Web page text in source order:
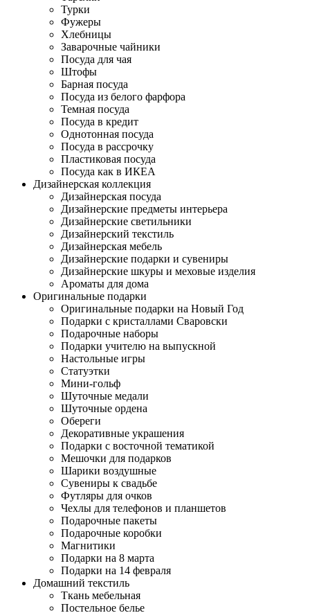
Турки
Фужеры
Хлебницы
Заварочные чайники
Посуда для чая
Штофы
Барная посуда
Посуда из белого фарфора
Темная посуда
Посуда в кредит
Однотонная посуда
Посуда в рассрочку
Пластиковая посуда
Посуда как в ИКЕА
Дизайнерская коллекция
Дизайнерская посуда
Дизайнерские предметы интерьера
Дизайнерские светильники
Дизайнерский текстиль
Дизайнерская мебель
Дизайнерские подарки и сувениры
Дизайнерские шкуры и меховые изделия
Ароматы для дома
Оригинальные подарки
Оригинальные подарки на Новый Год
Подарки с кристаллами Сваровски
Подарочные наборы
Подарки учителю на выпускной
Настольные игры
Статуэтки
Мини-гольф
Шуточные медали
Шуточные ордена
Обереги
Декоративные украшения
Подарки с восточной тематикой
Мешочки для подарков
Шарики воздушные
Сувениры к свадьбе
Футляры для очков
Чехлы для телефонов и планшетов
Подарочные пакеты
Подарочные коробки
Магнитики
Подарки на 8 марта
Подарки на 14 февраля
Домашний текстиль
Ткань мебельная
Постельное белье